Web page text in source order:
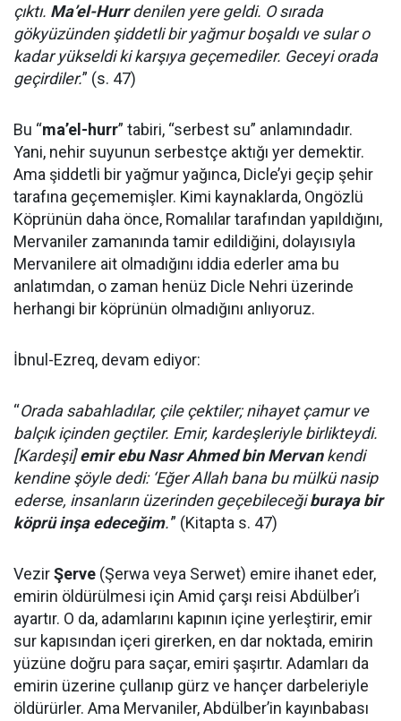
çıktı. Ma’el-Hurrdenilen yere geldi. O sırada
gökyüzünden şiddetli bir yağmur boşaldı ve sular o
kadar yükseldi ki karşıya geçemediler. Geceyi orada
geçirdiler.” (s. 47)
Bu “ma’el-hurr” tabiri, “serbest su” anlamındadır.
Yani, nehir suyunun serbestçe aktığı yer demektir.
Ama şiddetli bir yağmur yağınca, Dicle’yi geçip şehir
tarafına geçememişler. Kimi kaynaklarda, Ongözlü
Köprünün daha önce, Romalılar tarafından yapıldığını,
Mervaniler zamanında tamir edildiğini, dolayısıyla
Mervanilere ait olmadığını iddia ederler ama bu
anlatımdan, o zaman henüz Dicle Nehri üzerinde
herhangi bir köprünün olmadığını anlıyoruz.
İbnul-Ezreq, devam ediyor:
“Orada sabahladılar, çile çektiler; nihayet çamur ve
balçık içinden geçtiler. Emir, kardeşleriyle birlikteydi.
[Kardeşi]emir ebu Nasr Ahmed bin Mervankendi
kendine şöyle dedi: ‘Eğer Allah bana bu mülkü nasip
ederse, insanların üzerinden geçebileceğiburaya bir
köprü inşa edeceğim.'” (Kitapta s. 47)
VezirŞerve (Şerwa veya Serwet) emire ihanet eder,
emirin öldürülmesi için Amid çarşı reisi Abdülber’i
ayartır. O da, adamlarını kapının içine yerleştirir, emir
sur kapısından içeri girerken, en dar noktada, emirin
yüzüne doğru para saçar, emiri şaşırtır. Adamları da
emirin üzerine çullanıp gürz ve hançer darbeleriyle
öldürürler. Ama Mervaniler, Abdülber’in kayınbabası